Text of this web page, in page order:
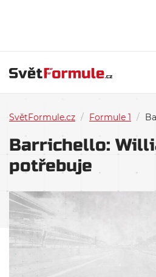
SvětFormule.cz / Formule 1 /
Barrichello:
potřebuje